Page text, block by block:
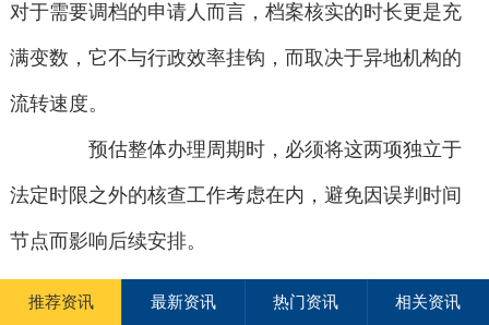
对于需要调档的申请人而言，档案核实的时长更是充
满变数，它不与行政效率挂钩，而取决于异地机构的
流转速度。
预估整体办理周期时，必须将这两项独立于
法定时限之外的核查工作考虑在内，避免因误判时间
节点而影响后续安排。
推荐资讯 最新资讯 热门资讯 相关资讯